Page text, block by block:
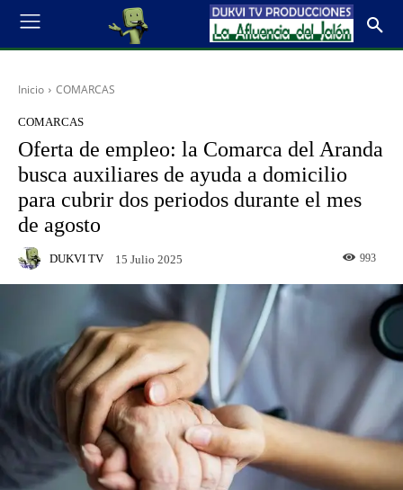
Inicio COMARCAS
COMARCAS
Oferta de empleo: la Comarca del Aranda
busca auxiliares de ayuda a domicilio
para cubrir dos periodos durante el mes
de agosto
DUKVI TV 15 Julio 2025 993